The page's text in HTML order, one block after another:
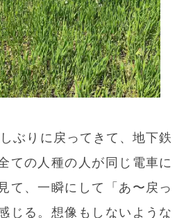
ぶりに戻ってきて、地下鉄
ての人種の人が同じ電車に
て、一瞬にして「あ〜戻っ
じる。想像もしないような